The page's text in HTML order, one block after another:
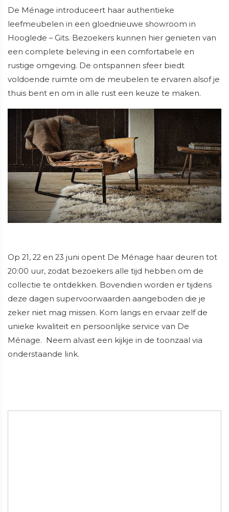
De Ménage introduceert haar authentieke
leefmeubelen in een gloednieuwe showroom in
Hooglede – Gits. Bezoekers kunnen hier genieten van
een complete beleving in een comfortabele en
rustige omgeving. De ontspannen sfeer biedt
voldoende ruimte om de meubelen te ervaren alsof je
thuis bent en om in alle rust een keuze te maken.
Op 21, 22 en 23 juni opent De Ménage haar deuren tot
20:00 uur, zodat bezoekers alle tijd hebben om de
collectie te ontdekken. Bovendien worden er tijdens
deze dagen supervoorwaarden aangeboden die je
zeker niet mag missen. Kom langs en ervaar zelf de
unieke kwaliteit en persoonlijke service van De
Ménage. Neem alvast een kijkje in de toonzaal via
onderstaande link.